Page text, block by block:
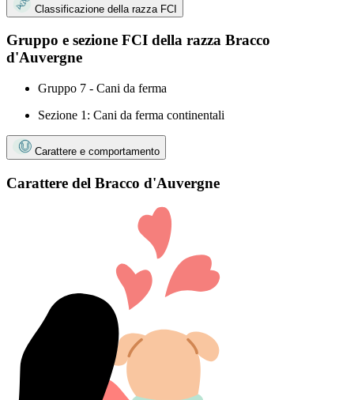
Classificazione della razza FCI
Gruppo e sezione FCI della razza Bracco
d'Auvergne
Gruppo 7 - Cani da ferma
Sezione 1: Cani da ferma continentali
Carattere e comportamento
Carattere del Bracco d'Auvergne